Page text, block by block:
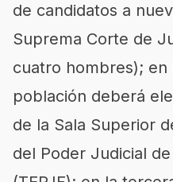
de candidatos a
Suprema Corte de
cuatro hombres); en
población deberá
de la Sala Superior
del Poder Judicial